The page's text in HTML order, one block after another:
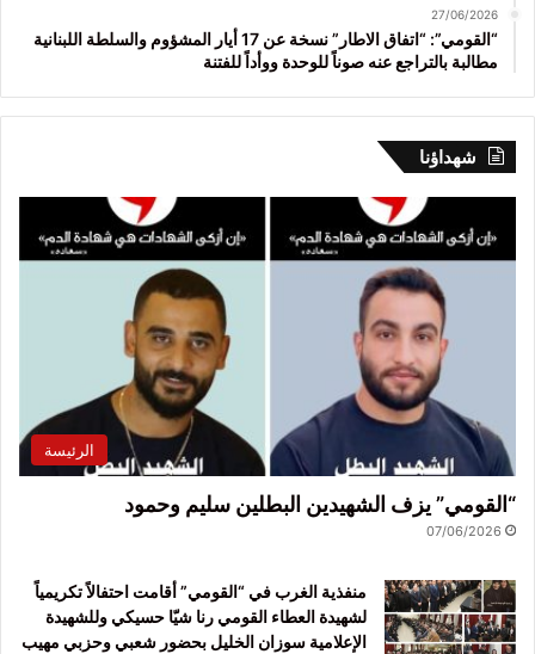
27/06/2026
“القومي”: “اتفاق الاطار” نسخة عن 17 أيار المشؤوم والسلطة اللبنانية
مطالبة بالتراجع عنه صوناً للوحدة ووأداً للفتنة
شهداؤنا
الرئيسة
“القومي” يزف الشهيدين البطلين سليم وحمود
07/06/2026
منفذية الغرب في “القومي” أقامت احتفالاً تكريمياً
لشهيدة العطاء القومي رنا شيّا حسيكي وللشهيدة
الإعلامية سوزان الخليل بحضور شعبي وحزبي مهيب